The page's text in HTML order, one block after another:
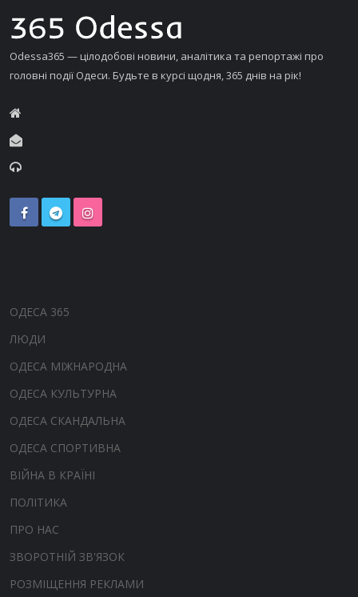
Odessa365 — цілодобові новини, аналітика та репортажі про
головні події Одеси. Будьте в курсі щодня, 365 днів на рік!
ОДЕСА 365
ЛЮДИ
ОДЕСА МІЖНАРОДНА
ОДЕСА КУЛЬТУРНА
ОДЕСА СКАНДАЛЬНА
ОДЕСА СПОРТИВНА
ВІЙНА В КРАЇНІ
ПОЛІТИКА
ПРО НАС
ЗВОРОТНІЙ ЗВ'ЯЗОК
РОЗМІЩЕННЯ РЕКЛАМИ